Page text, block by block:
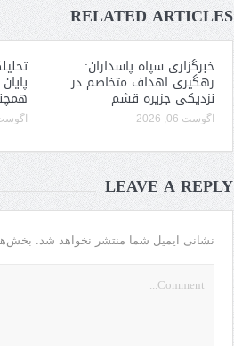
RELATED ARTICLES
خبرگزاری سپاه پاسداران:
رهگیری اهداف متخاصم در
نزدیکی جزیره قشم
آگوست 06, 2026 آگوست 06,
LEAVE A REPLY
نشانی ایمیل شما منتشر نخواهد شد.